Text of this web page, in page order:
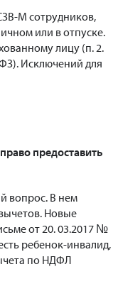
М сотрудников,
или в отпуске.
лицу (п. 2.
Исключений для
предоставить
вопрос. В нем
Новые
от 20. 03.2017 №
ребенок-инвалид,
по НДФЛ